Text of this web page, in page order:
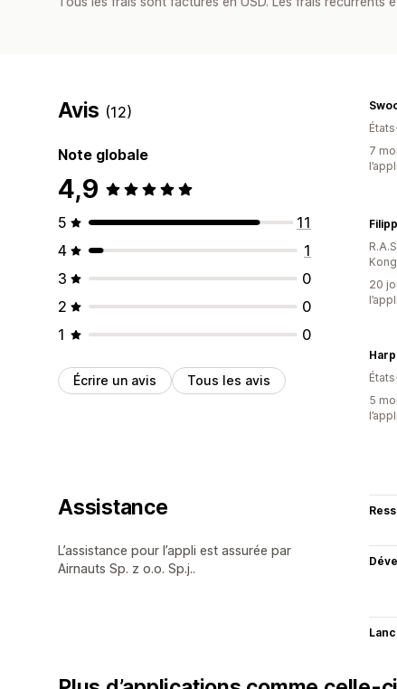
Avis (12)
Note globale
4,9
5
11
4
1
3
0
2
0
1
0
Écrire un avis Tous les avis
7
Kong
20
5
Assistance
L’assistance pour l’appli est assurée par
Airnauts Sp. z o.o. Sp.j..